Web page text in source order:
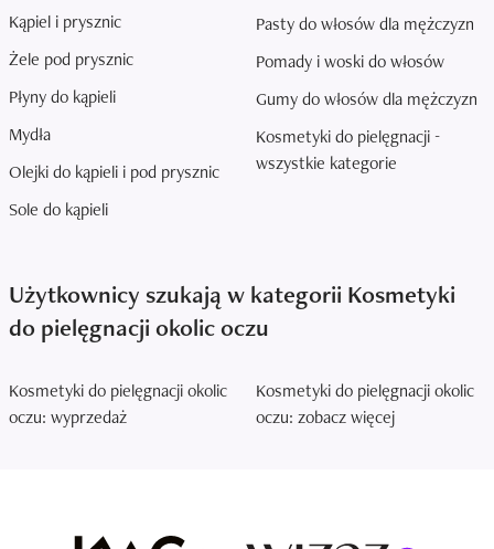
Kąpiel i prysznic
Żele pod prysznic
Płyny do kąpieli
Mydła
Olejki do kąpieli i pod prysznic
Sole do kąpieli
Pasty do włosów dla mężczyzn
Pomady i woski do włosów
Gumy do włosów dla mężczyzn
Kosmetyki do pielęgnacji -
wszystkie kategorie
Użytkownicy szukają w kategorii Kosmetyki
do pielęgnacji okolic oczu
Kosmetyki do pielęgnacji okolic
oczu: wyprzedaż
Kosmetyki do pielęgnacji okolic
oczu: zobacz więcej